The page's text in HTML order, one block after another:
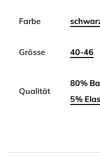
Farbe
Grösse 40-46
Qualität
80%
5%